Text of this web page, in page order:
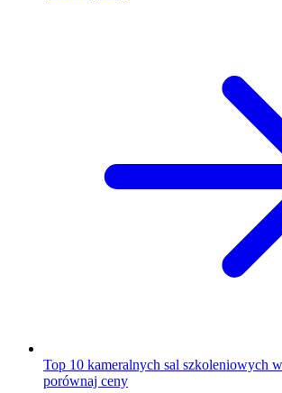
Top 10 kameralnych sal szkoleniowych
porównaj ceny